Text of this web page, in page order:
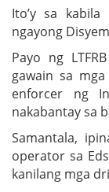
Ito’y sa
ngayong
Payo ng
gawain sa
enforcer ng
nakabantay sa
Samantala,
operator sa
kanilang mga